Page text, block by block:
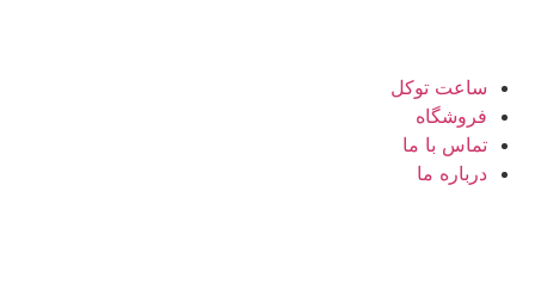
ساعت توکل
فروشگاه
تماس با ما
درباره ما